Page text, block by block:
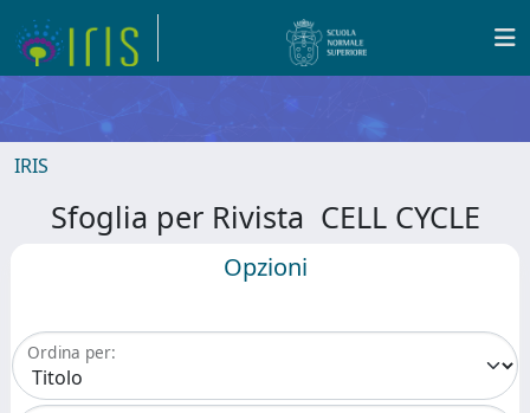
IRIS
Sfoglia per Rivista CELL CYCLE
Opzioni
Ordina per: